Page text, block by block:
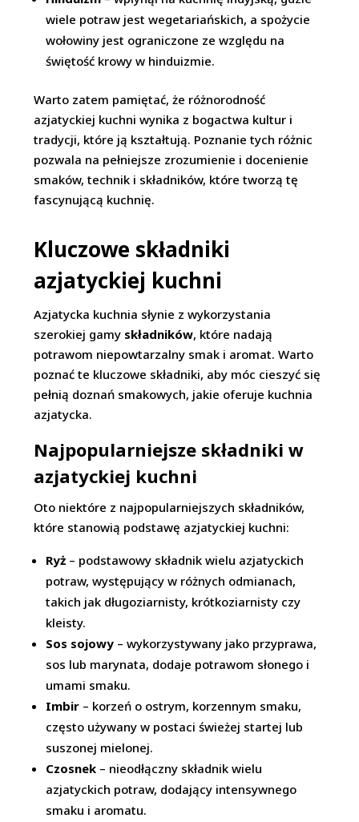
wiele potraw jest wegetariańskich, a spożycie
wołowiny jest ograniczone ze względu na
świętość krowy w hinduizmie.
Warto zatem pamiętać, że różnorodność
azjatyckiej kuchni wynika z bogactwa kultur i
tradycji, które ją kształtują. Poznanie tych różnic
pozwala na pełniejsze zrozumienie i docenienie
smaków, technik i składników, które tworzą tę
fascynującą kuchnię.
Kluczowe składniki
azjatyckiej kuchni
Azjatycka kuchnia słynie z wykorzystania
szerokiej gamy składników, które nadają
potrawom niepowtarzalny smak i aromat. Warto
poznać te kluczowe składniki, aby móc cieszyć się
pełnią doznań smakowych, jakie oferuje kuchnia
azjatycka.
Najpopularniejsze składniki w
azjatyckiej kuchni
Oto niektóre z najpopularniejszych składników,
które stanowią podstawę azjatyckiej kuchni:
Ryż – podstawowy składnik wielu azjatyckich
potraw, występujący w różnych odmianach,
takich jak długoziarnisty, krótkoziarnisty czy
kleisty.
Sos sojowy – wykorzystywany jako przyprawa,
sos lub marynata, dodaje potrawom słonego i
umami smaku.
Imbir – korzeń o ostrym, korzennym smaku,
często używany w postaci świeżej startej lub
suszonej mielonej.
Czosnek – nieodłączny składnik wielu
azjatyckich potraw, dodający intensywnego
smaku i aromatu.